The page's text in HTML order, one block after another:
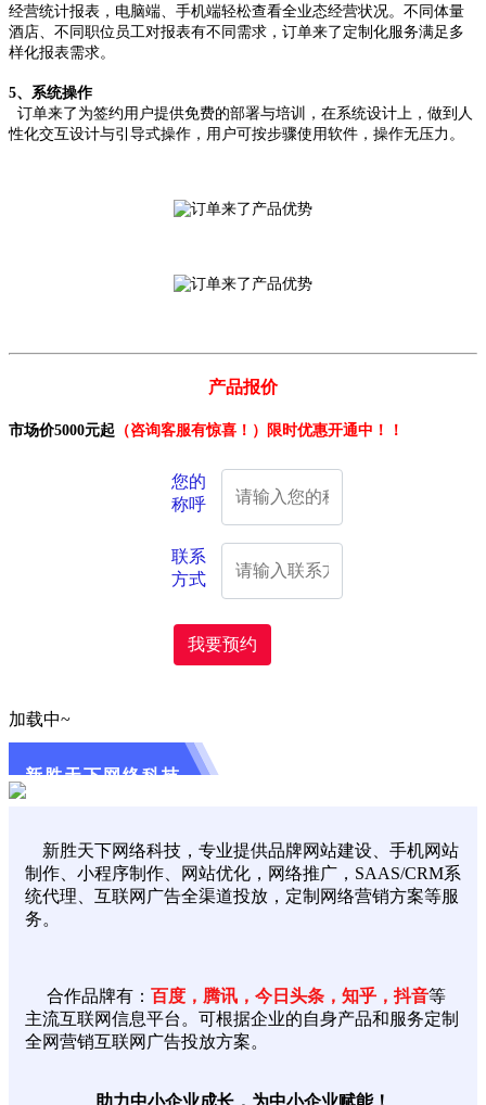
经营统计报表，电脑端、手机端轻松查看全业态经营状况。不同体量
酒店、不同职位员工对报表有不同需求，订单来了定制化服务满足多
样化报表需求。
5、系统操作
订单来了为签约用户提供免费的部署与培训，在系统设计上，做到人
性化交互设计与引导式操作，用户可按步骤使用软件，操作无压力。
产品报价
市场价5000元起 （咨询客服有惊喜！）限时优惠开通中！！
您的
称呼
联系
方式
我要预约
加载中~
新胜天下网络科技
新胜天下网络科技，专业提供品牌网站建设、手机网站
制作、小程序制作、网站优化，网络推广，SAAS/CRM系
统代理、互联网广告全渠道投放，定制网络营销方案等服
务。
合作品牌有： 百度，腾讯，今日头条，知乎，抖音等
主流互联网信息平台。可根据企业的自身产品和服务定制
全网营销互联网广告投放方案。
助力中小企业成长，为中小企业赋能！